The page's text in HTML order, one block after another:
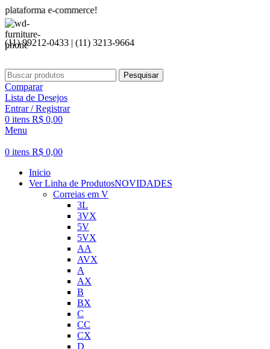
e-commerce!
(11) 99212-0433 | (11) 3213-9664
Pesquisar
Comparar
Lista de Desejos
Entrar / Registrar
0 itens R$ 0,00
Menu
0 itens R$ 0,00
Inicio
Ver Linha de ProdutosNOVIDADES
Correias em V
3L
3VX
5V
5VX
AA
AVX
A
AX
B
BX
C
CC
CX
D